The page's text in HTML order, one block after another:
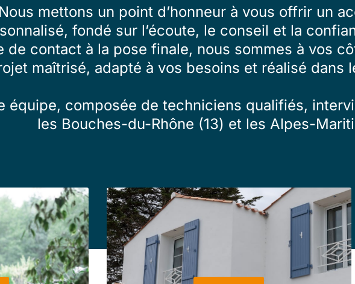
Nous mettons un point d’honneur à vous offrir un
fondé sur l’écoute, le conseil et la
de contact à la pose finale, nous sommes à vos
maîtrisé, adapté à vos besoins et réalisé dans
équipe, composée de techniciens qualifiés,
les Bouches-du-Rhône (13) et les Alpes-